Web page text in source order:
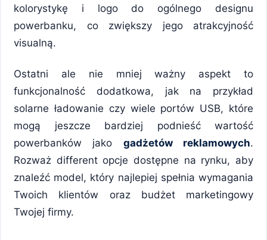
kolorystykę i logo do ogólnego designu
powerbanku, co zwiększy jego atrakcyjność
visualną.
Ostatni ale nie mniej ważny aspekt to
funkcjonalność dodatkowa, jak na przykład
solarne ładowanie czy wiele portów USB, które
mogą jeszcze bardziej podnieść wartość
powerbanków jako gadżetów reklamowych.
Rozważ different opcje dostępne na rynku, aby
znaleźć model, który najlepiej spełnia wymagania
Twoich klientów oraz budżet marketingowy
Twojej firmy.